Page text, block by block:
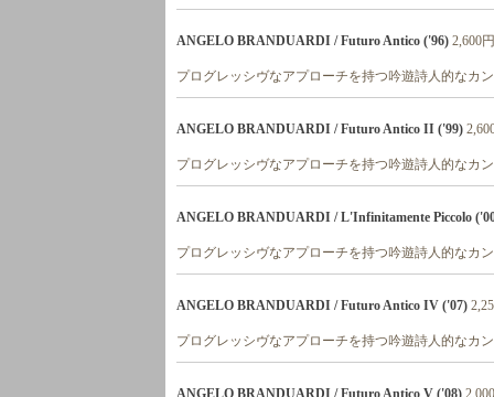
ANGELO BRANDUARDI / Futuro Antico ('96) 2,600
プログレッシヴなアプローチを持つ吟遊詩人的なカ
ANGELO BRANDUARDI / Futuro Antico II ('99)
プログレッシヴなアプローチを持つ吟遊詩人的なカ
ANGELO BRANDUARDI / L'Infinitamente Piccolo
プログレッシヴなアプローチを持つ吟遊詩人的なカ
ANGELO BRANDUARDI / Futuro Antico IV ('07)
プログレッシヴなアプローチを持つ吟遊詩人的なカ
ANGELO BRANDUARDI / Futuro Antico V ('08)